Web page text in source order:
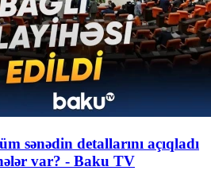
sənədin detallarını açıqladı
var? - Baku TV